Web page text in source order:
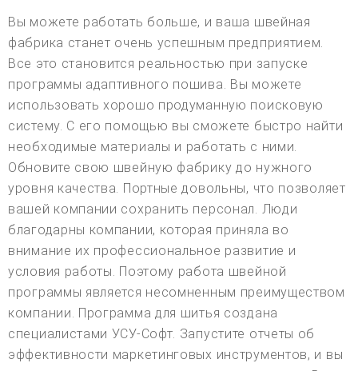
Вы можете работать больше, и ваша швейная
фабрика станет очень успешным предприятием.
Все это становится реальностью при запуске
программы адаптивного пошива. Вы можете
использовать хорошо продуманную поисковую
систему. С его помощью вы сможете быстро найти
необходимые материалы и работать с ними.
Обновите свою швейную фабрику до нужного
уровня качества. Портные довольны, что позволяет
вашей компании сохранить персонал. Люди
благодарны компании, которая приняла во
внимание их профессиональное развитие и
условия работы. Поэтому работа швейной
программы является несомненным преимуществом
компании. Программа для шитья создана
специалистами УСУ-Софт. Запустите отчеты об
эффективности маркетинговых инструментов, и вы